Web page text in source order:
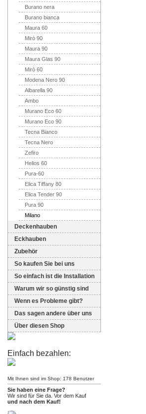
Burano nera
Burano bianca
Maura 60
Mirò 90
Maura 90
Maura Glas 90
Mirò 60
Modena Nero 90
Albarella 90
Ambo
Murano Eco 60
Murano Eco 90
Tecna Bianco
Tecna Nero
Zefiro
Helios 60
Pura-60
Elica Tiffany 80
Elica Tender 90
Pura 90
Milano
Deckenhauben
Eckhauben
Zubehör
So kaufen Sie bei uns
So einfach ist die Installation
Warum wir so günstig sind
Wenn es Probleme gibt?
Das sagen andere über uns
Über diesen Shop
Einfach bezahlen:
Mit Ihnen sind im Shop: 178 Benutzer
Sie haben eine Frage?
Wir sind für Sie da. Vor dem Kauf
und nach dem Kauf!